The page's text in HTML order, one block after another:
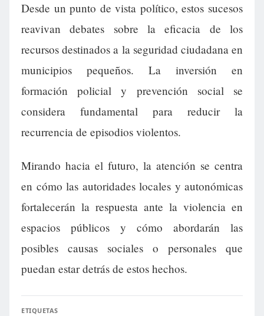
Desde un punto de vista político, estos sucesos
reavivan debates sobre la eficacia de los
recursos destinados a la seguridad ciudadana en
municipios pequeños. La inversión en
formación policial y prevención social se
considera fundamental para reducir la
recurrencia de episodios violentos.
Mirando hacia el futuro, la atención se centra
en cómo las autoridades locales y autonómicas
fortalecerán la respuesta ante la violencia en
espacios públicos y cómo abordarán las
posibles causas sociales o personales que
puedan estar detrás de estos hechos.
ETIQUETAS